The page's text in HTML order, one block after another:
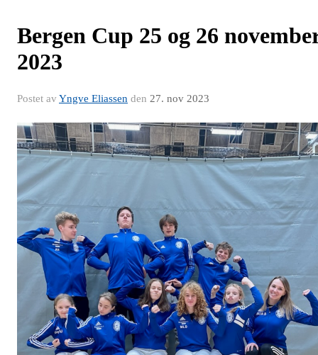
Bergen Cup 25 og 26
2023
Postet av Yngve Eliassen den 27. nov 2023